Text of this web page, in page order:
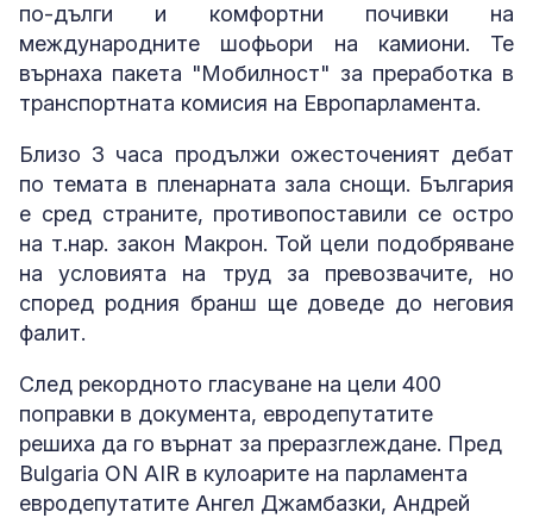
по-дълги и комфортни почивки на
международните шофьори на камиони. Те
върнаха пакета "Мобилност" за преработка в
транспортната комисия на Европарламента.
Близо 3 часа продължи ожесточеният дебат
по темата в пленарната зала снощи. България
е сред страните, противопоставили се остро
на т.нар. закон Макрон. Той цели подобряване
на условията на труд за превозвачите, но
според родния бранш ще доведе до неговия
фалит.
След рекордното гласуване на цели 400
поправки в документа, евродепутатите
решиха да го върнат за преразглеждане. Пред
Bulgaria ON AIR в кулоарите на парламента
евродепутатите Ангел Джамбазки, Андрей